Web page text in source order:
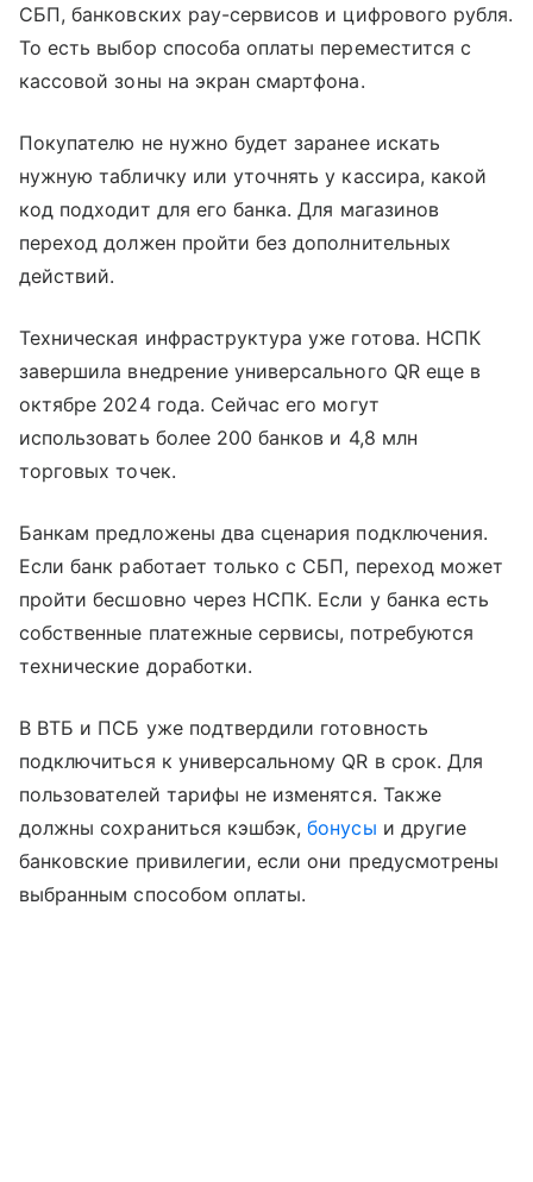
СБП, банковских pay-сервисов и цифрового рубля.
То есть выбор способа оплаты переместится с
кассовой зоны на экран смартфона.
Покупателю не нужно будет заранее искать
нужную табличку или уточнять у кассира, какой
код подходит для его банка. Для магазинов
переход должен пройти без дополнительных
действий.
Техническая инфраструктура уже готова. НСПК
завершила внедрение универсального QR еще в
октябре 2024 года. Сейчас его могут
использовать более 200 банков и 4,8 млн
торговых точек.
Банкам предложены два сценария подключения.
Если банк работает только с СБП, переход может
пройти бесшовно через НСПК. Если у банка есть
собственные платежные сервисы, потребуются
технические доработки.
В ВТБ и ПСБ уже подтвердили готовность
подключиться к универсальному QR в срок. Для
пользователей тарифы не изменятся. Также
должны сохраниться кэшбэк,бонусы и другие
банковские привилегии, если они предусмотрены
выбранным способом оплаты.